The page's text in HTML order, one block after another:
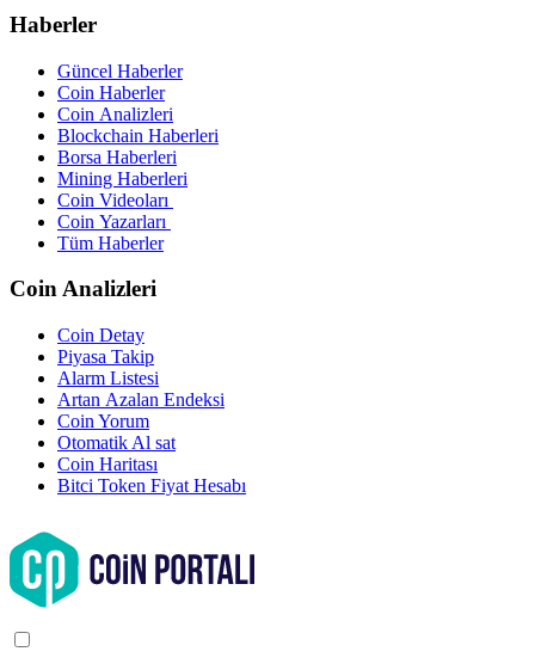
Haberler
Güncel Haberler
Coin Haberler
Coin Analizleri
Blockchain Haberleri
Borsa Haberleri
Mining Haberleri
Coin Videoları
Coin Yazarları
Tüm Haberler
Coin Analizleri
Coin Detay
Piyasa Takip
Alarm Listesi
Artan Azalan Endeksi
Coin Yorum
Otomatik Al sat
Coin Haritası
Bitci Token Fiyat Hesabı